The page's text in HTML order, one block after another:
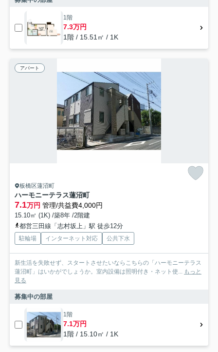
1階
7.3万円
1階 / 15.51㎡ / 1K
アパート
板橋区蓮沼町
ハーモニーテラス蓮沼町
7.1万円 管理/共益費4,000円
15.10㎡ (1K) /築8年 /2階建
都営三田線「志村坂上」駅 徒歩12分
駐輪場 インターネット対応 公共下水
新生活を失敗せず、スタートさせたいならこちらの「ハーモニーテラス
蓮沼町」はいかがでしょうか。室内設備は照明付き・ネット使... もっと
見る
募集中の部屋
1階
7.1万円
1階 / 15.10㎡ / 1K